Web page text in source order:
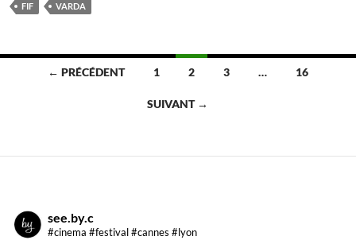
FIF
VARDA
Navigation
← PRÉCÉDENT 1 2 3 … 16
SUIVANT →
see.by.c
#cinema #festival #cannes #lyon